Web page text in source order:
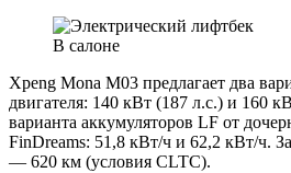
В салоне
Xpeng Mona M03 предлагает два
двигателя: 140 кВт (187 л.с.) и 160
варианта аккумуляторов LF от
FinDreams: 51,8 кВт/ч и 62,2 кВт/ч.
— 620 км (условия CLTC).